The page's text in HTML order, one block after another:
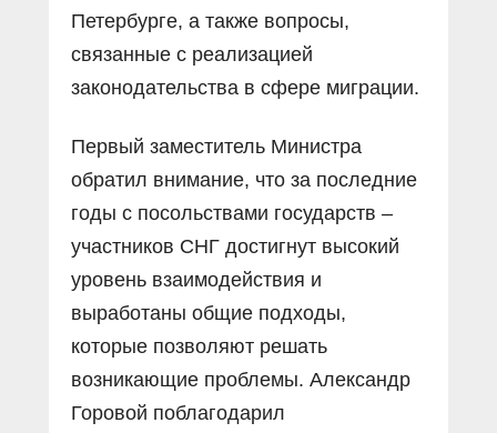
Петербурге, а также вопросы,
связанные с реализацией
законодательства в сфере миграции.
Первый заместитель Министра
обратил внимание, что за последние
годы с посольствами государств –
участников СНГ достигнут высокий
уровень взаимодействия и
выработаны общие подходы,
которые позволяют решать
возникающие проблемы. Александр
Горовой поблагодарил